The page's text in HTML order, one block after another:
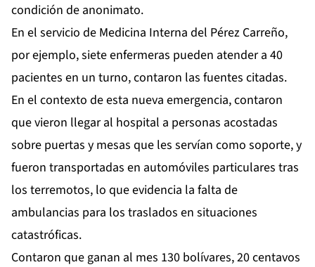
condición de anonimato.
En el servicio de Medicina Interna del Pérez Carreño,
por ejemplo, siete enfermeras pueden atender a 40
pacientes en un turno, contaron las fuentes citadas.
En el contexto de esta nueva emergencia, contaron
que vieron llegar al hospital a personas acostadas
sobre puertas y mesas que les servían como soporte, y
fueron transportadas en automóviles particulares tras
los terremotos, lo que evidencia la falta de
ambulancias para los traslados en situaciones
catastróficas.
Contaron que ganan al mes 130 bolívares, 20 centavos